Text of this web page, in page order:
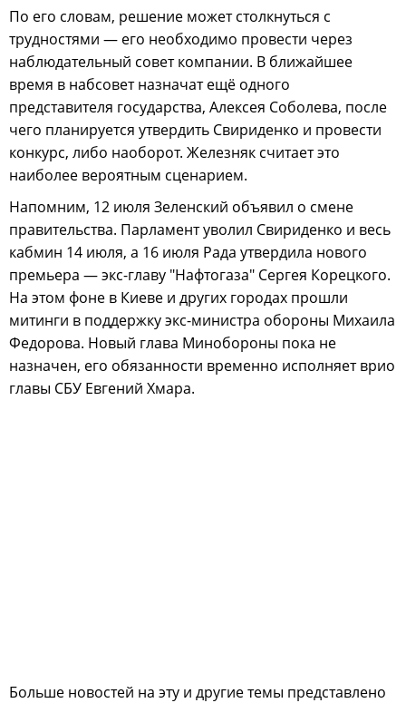
По его словам, решение может столкнуться с
трудностями — его необходимо провести через
наблюдательный совет компании. В ближайшее
время в набсовет назначат ещё одного
представителя государства, Алексея Соболева, после
чего планируется утвердить Свириденко и провести
конкурс, либо наоборот. Железняк считает это
наиболее вероятным сценарием.
Напомним, 12 июля Зеленский объявил о смене
правительства. Парламент уволил Свириденко и весь
кабмин 14 июля, а 16 июля Рада утвердила нового
премьера — экс-главу "Нафтогаза" Сергея Корецкого.
На этом фоне в Киеве и других городах прошли
митинги в поддержку экс-министра обороны Михаила
Федорова. Новый глава Минобороны пока не
назначен, его обязанности временно исполняет врио
главы СБУ Евгений Хмара.
Больше новостей на эту и другие темы представлено